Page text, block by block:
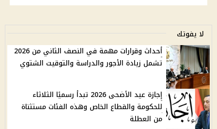
لا يفوتك
أحداث وقرارات مهمة في النصف الثاني من 2026
تشمل زيادة الأجور والدراسة والتوقيت الشتوي
إجازة عيد الأضحى 2026 تبدأ رسميًا الثلاثاء
للحكومة والقطاع الخاص وهذه الفئات مستثناة
من العطلة